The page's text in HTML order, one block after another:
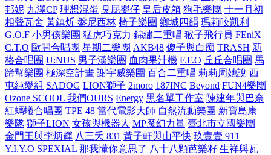
邦妮 九澤CP 理想混蛋 臭屁嬰仔 皇后皮箱 狗毛樂團 十⼀⽉初
相聲瓦舍 黃鎮炘 盤尼西林 椅子樂團 鄉城四韻 瑪莉咬凱利
G.O.F 小男孩樂團 猛虎巧克力 錦繡二重唱 猴子飛行員 FEniX
C.T.O 歐開合唱團 星期二樂團 AKB48 傻子與白痴 TRASH 新
格合唱團 U:NUS 男子漢樂團 血肉果汁機 F.F.O 丘丘合唱團 馬
蹄幫樂團 極深空計畫 謝宇威樂團 百合二重唱 莉莉周她說 西
屯純愛組 SADOG LION獅子 2moro 187INC Beyond FUN4樂團
Ozone SCOOL 我們OURS Energy 黑名單工作室 陳建年與巴奈
紅螞蟻合唱團 TPE 48 當代電影大師 自然流動樂團 新寶島康
樂隊 獅子LION 女孩與機器人 MP魔幻力量 臺北市立國樂團
金門王與李炳輝 八三夭 831 黃子軒與山平快 玖壹壹 911
Y.I.Y.O SPEXIAL 那我懂你意思了 八十八顆芭樂籽 生祥與瓦